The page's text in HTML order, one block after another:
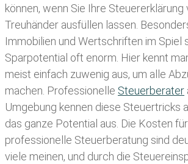
können, wenn Sie Ihre Steuererklärung
Treuhänder ausfüllen lassen .
Immobilien und Wertschriften im Spiel
Sparpotential oft enorm. Hier kennt
meist einfach zuwenig aus, um alle
machen. Professionelle Steuerberater
Umgebung kennen diese Steuertricks
das ganze Potential aus. Die Kosten
professionelle Steuerberatung sind
viele meinen, und durch die